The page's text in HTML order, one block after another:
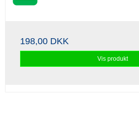
198,00 DKK
Vis produkt